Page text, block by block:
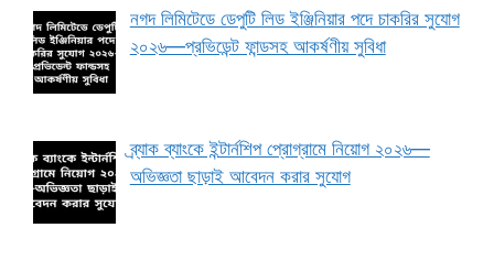
নগদ লিমিটেডে ডেপুটি লিড ইঞ্জিনিয়ার পদে চাকরির সুযোগ
২০২৬—প্রভিডেন্ট ফান্ডসহ আকর্ষণীয় সুবিধা
ব্র্যাক ব্যাংকে ইন্টার্নশিপ প্রোগ্রামে নিয়োগ ২০২৬—
অভিজ্ঞতা ছাড়াই আবেদন করার সুযোগ